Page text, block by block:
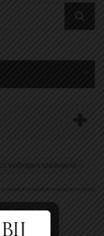
vullingen statiegeld